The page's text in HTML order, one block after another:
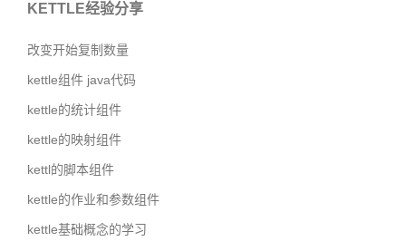
KETTLE经验分享
改变开始复制数量
kettle组件 java代码
kettle的统计组件
kettle的映射组件
kettl的脚本组件
kettle的作业和参数组件
kettle基础概念的学习